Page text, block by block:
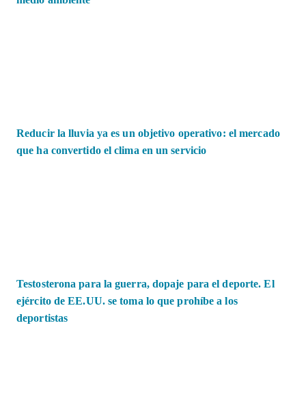
Reducir la lluvia ya es un objetivo operativo: el mercado
que ha convertido el clima en un servicio
Testosterona para la guerra, dopaje para el deporte. El
ejército de EE.UU. se toma lo que prohíbe a los
deportistas